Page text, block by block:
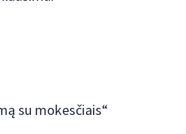
su mokesčiais“